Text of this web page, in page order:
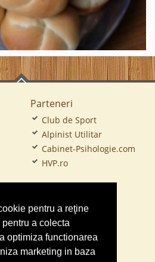
pentru a reţine
a colecta
optimiza functionarea
marketing in baza
Parteneri
Club de Sport
Alpinist Utilitar
Cabinet-Psihologie.com
HVP.ro